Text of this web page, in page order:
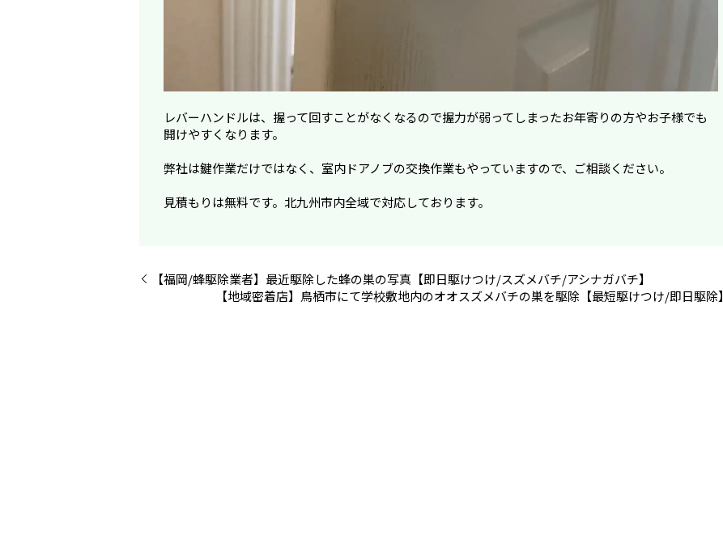
レバーハンドルは、握って回すことがなくなるので握力が弱ってしまったお年寄りの方やお子様でも
開けやすくなります。
弊社は鍵作業だけではなく、室内ドアノブの交換作業もやっていますので、ご相談ください。
見積もりは無料です。北九州市内全域で対応しております。
【福岡/蜂駆除業者】最近駆除した蜂の巣の写真【即日駆けつけ/スズメバチ/アシナガバチ】
【地域密着店】鳥栖市にて学校敷地内のオオスズメバチの巣を駆除【最短駆けつけ/即日駆除】